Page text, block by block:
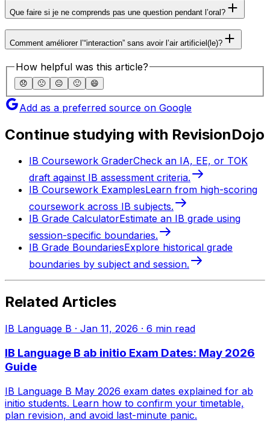
Que faire si je ne comprends pas une question pendant l’oral?
Comment améliorer l’“interaction” sans avoir l’air artificiel(le)?
How helpful was this article?
😞 🙁 😐 🙂 😄
Add as a preferred source on Google
Continue studying with RevisionDojo
IB Coursework GraderCheck an IA, EE, or TOK
draft against IB assessment criteria.
IB Coursework ExamplesLearn from high-scoring
coursework across IB subjects.
IB Grade CalculatorEstimate an IB grade using
session-specific boundaries.
IB Grade BoundariesExplore historical grade
boundaries by subject and session.
Related Articles
IB Language B · Jan 11, 2026 · 6 min read
IB Language B ab initio Exam Dates: May 2026
Guide
IB Language B May 2026 exam dates explained for ab
initio students. Learn how to confirm your timetable,
plan revision, and avoid last-minute panic.